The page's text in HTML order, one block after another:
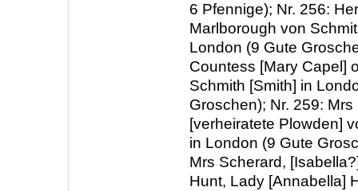
6 Pfennige); Nr. 256:
Marlborough von
London (9 Gute
Countess [Mary Capel]
Schmith [Smith] in
Groschen); Nr. 259:
[verheiratete Plowden]
in London (9 Gute
Mrs Scherard,
Hunt, Lady [Annabella]